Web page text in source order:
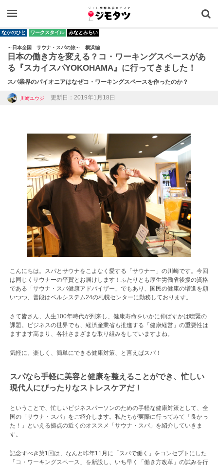
なかのひと ワークスタイル みなとみらい
～日本全国 サウナ・スパの旅～ 横浜編
日本の働き方を変える？コ・ワーキングスペースがあ
る『スカイスパYOKOHAMA』に行ってきました！
スパ業界のパイオニアはなぜコ・ワーキングスペースを作ったのか？
川崎ユウジ 更新日：2019年1月18日
こんにちは。スパとサウナをこよなく愛する「サウナー」の川崎です。今回
は同じくサウナーの平賀とお届けします！ふたりとも厚生労働省後援の資格
である「サウナ・スパ健康アドバイザー」でもあり、国民の健康の増進を願
いつつ、普段はベルシステム24の札幌センターに勤務しております。
さて皆さん、人生100年時代が到来し、健康寿命をいかに伸ばすかは喫緊の
課題。ビジネスの世界でも、経済産業省も推進する「健康経営」の重要性は
ますます高まり、各社さまざまな取り組みをしていますよね。
気軽に、楽しく、簡単にできる健康対策、と言えばスパ！
スパなら手軽に美容と健康を整えることができ、忙しい
現代人にぴったりなストレスケアだ！
ということで、忙しいビジネスパーソンのための手軽な健康対策として、全
国の「サウナ・スパ」をご紹介します。私たちが実際に行ってみて「良かっ
た！」といえる拠点の近くのオススメ「サウナ・スパ」を紹介していきま
す。
記念すべき第1回は、なんと昨年11月に「スパで働く」をコンセプトにした
「コ・ワーキングスペース」を新設し、いち早く「働き方改革」の試みを行